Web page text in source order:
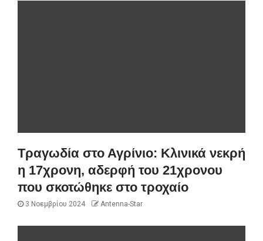
Τραγωδία στο Αγρίνιο: Κλινικά νεκρή
η 17χρονη, αδερφή του 21χρονου
που σκοτώθηκε στο τροχαίο
3 Νοεμβρίου 2024 Antenna-Star